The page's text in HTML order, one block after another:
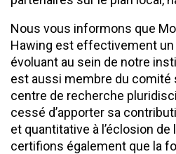
Nous vous informons que
Hawing est effectivement
évoluant au sein de notre
est aussi membre du comité
centre de recherche
cessé d’apporter sa
et quantitative à l’éclosion
certifions également que la